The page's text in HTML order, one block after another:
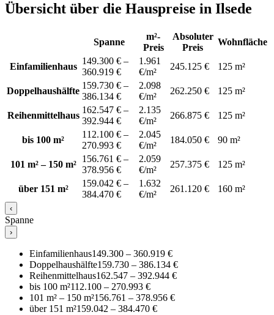
Übersicht über die Hauspreise in Ilsede
Spanne
m²-
Preis
Absoluter
Preis
Wohnfläche
Einfamilienhaus
149.300 € –
360.919 €
1.961
€/m²
245.125 € 125 m²
Doppelhaushälfte
159.730 € –
386.134 €
2.098
€/m²
262.250 € 125 m²
Reihenmittelhaus
162.547 € –
392.944 €
2.135
€/m²
266.875 € 125 m²
bis 100 m²
112.100 € –
270.993 €
2.045
€/m²
184.050 € 90 m²
101 m² – 150 m²
156.761 € –
378.956 €
2.059
€/m²
257.375 € 125 m²
über 151 m²
159.042 € –
384.470 €
1.632
€/m²
261.120 € 160 m²
‹
Spanne
›
Einfamilienhaus149.300 – 360.919 €
Doppelhaushälfte159.730 – 386.134 €
Reihenmittelhaus162.547 – 392.944 €
bis 100 m²112.100 – 270.993 €
101 m² – 150 m²156.761 – 378.956 €
über 151 m²159.042 – 384.470 €